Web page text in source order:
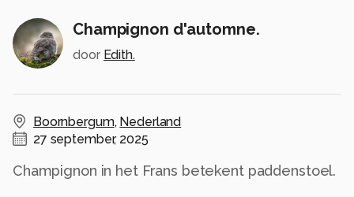
Champignon d'automne.
door Edith.
Boornbergum, Nederland
27 september, 2025
Champignon in het Frans betekent paddenstoel.